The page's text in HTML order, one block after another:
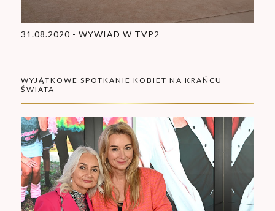
31.08.2020 - WYWIAD W TVP2
WYJĄTKOWE SPOTKANIE KOBIET NA KRAŃCU
ŚWIATA